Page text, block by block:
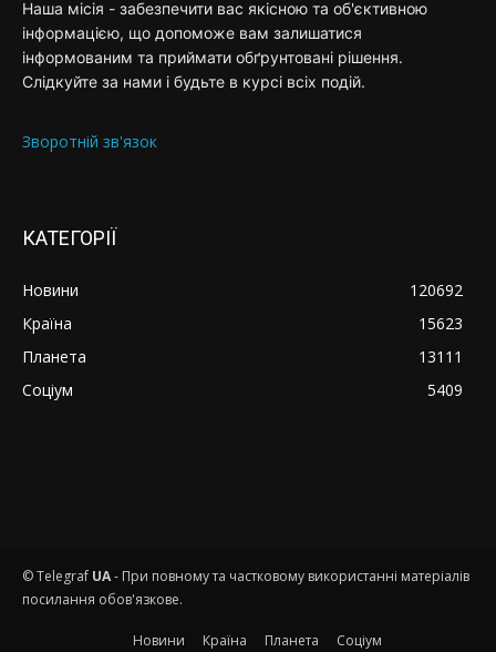
Наша місія - забезпечити вас якісною та об'єктивною
інформацією, що допоможе вам залишатися
інформованим та приймати обґрунтовані рішення.
Слідкуйте за нами і будьте в курсі всіх подій.
Зворотній зв'язок
КАТЕГОРІЇ
Новини
120692
Країна
15623
Планета
13111
Соціум
5409
© Telegraf UA- При повному та частковому використанні матеріалів
посилання обов'язкове.
Новини Країна Планета Соціум